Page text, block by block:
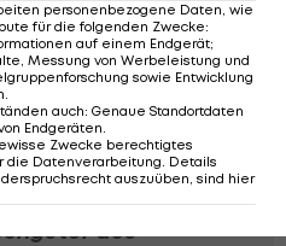
verweigerte
Deal: "Wollten
nicht hergeben"
A
Sturm Graz sticht PL-
bei Abwehr-
aus
personenbezogene Daten, wie
für die folgenden Zwecke:
auf einem Endgerät;
Messung von Werbeleistung und
sowie Entwicklung
.
auch: Genaue Standortdaten
Endgeräten.
Zwecke berechtigtes
die Datenverarbeitung. Details
auszuüben, sind hier